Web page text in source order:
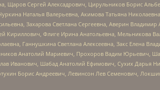
Щаров Сергей Алексадрович, Цирульников Борис
Наталья Валерьевна, Акимова Татьяна
Захарова Светлана Сергеевна, Аверин
Кириллович, Флиге Ирина Анатольевна, Мельникова
Ганнушкина Светлана Алексеевна, Закс Елена
Анатолий Мариевич, Прохоров Вадим Юрьевич,
Иванович, Шабад Анатолий Ефимович, Сухих Дарья
Борис Андреевич, Левинсон Лев Семенович,